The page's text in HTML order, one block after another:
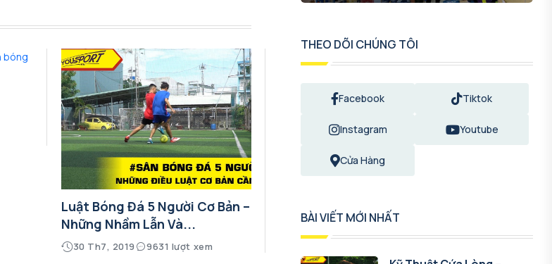
Luật Bóng Đá 5 Người Cơ Bản –
Những Nhầm Lẫn Và...
30 Th7, 2019 9631 lượt xem
THEO DÕI CHÚNG TÔI
Facebook Tiktok
Instagram Youtube
Cửa Hàng
BÀI VIẾT MỚI NHẤT